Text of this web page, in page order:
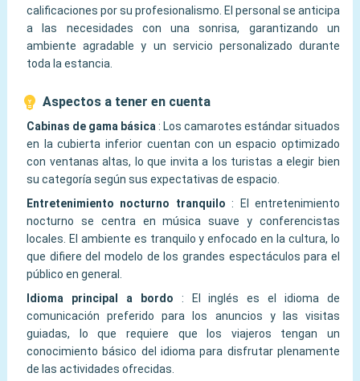
calificaciones por su profesionalismo. El personal se anticipa
a las necesidades con una sonrisa, garantizando un
ambiente agradable y un servicio personalizado durante
toda la estancia.
️ Aspectos a tener en cuenta
Cabinas de gama básica : Los camarotes estándar situados
en la cubierta inferior cuentan con un espacio optimizado
con ventanas altas, lo que invita a los turistas a elegir bien
su categoría según sus expectativas de espacio.
Entretenimiento nocturno tranquilo :
El entretenimiento
nocturno se centra en música suave y conferencistas
locales. El ambiente es tranquilo y enfocado en la cultura, lo
que difiere del modelo de los grandes espectáculos para el
público en general.
Idioma principal a bordo
:
El inglés es el idioma de
comunicación preferido para los anuncios y las visitas
guiadas, lo que requiere que los viajeros tengan un
conocimiento básico del idioma para disfrutar plenamente
de las actividades ofrecidas.